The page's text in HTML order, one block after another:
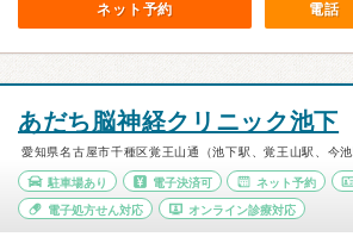
ネット予約 電話
あだち脳神経クリニック池下
愛知県名古屋市千種区覚王山通（池下駅、覚王山駅、今池
駐車場あり 電子決済可 ネット予約
電子処方せん対応 オンライン診療対応